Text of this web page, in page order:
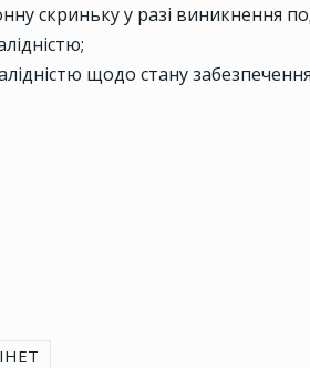
скриньку у разі виникнення
щодо стану